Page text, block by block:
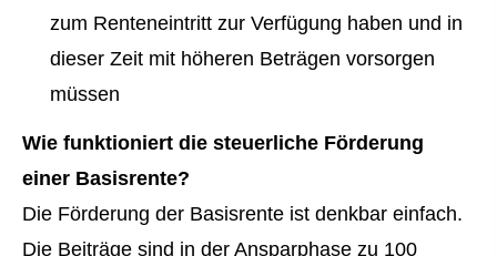
zum Renteneintritt zur Verfügung haben und in
dieser Zeit mit höheren Beträgen vorsorgen
müssen
Wie funktioniert die steuerliche Förderung
einer Basisrente?
Die Förderung der Basisrente ist denkbar einfach.
Die Beiträge sind in der Ansparphase zu 100